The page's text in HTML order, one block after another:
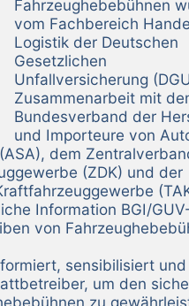
Fahrzeughebebühnen
vom Fachbereich
Logistik der Deutschen
Gesetzlichen
Unfallversicherung
Zusammenarbeit mit
Bundesverband der
und Importeure von
dem
(ZDK) und der
Information BGI/
von
sensibilisiert und
um den
zu